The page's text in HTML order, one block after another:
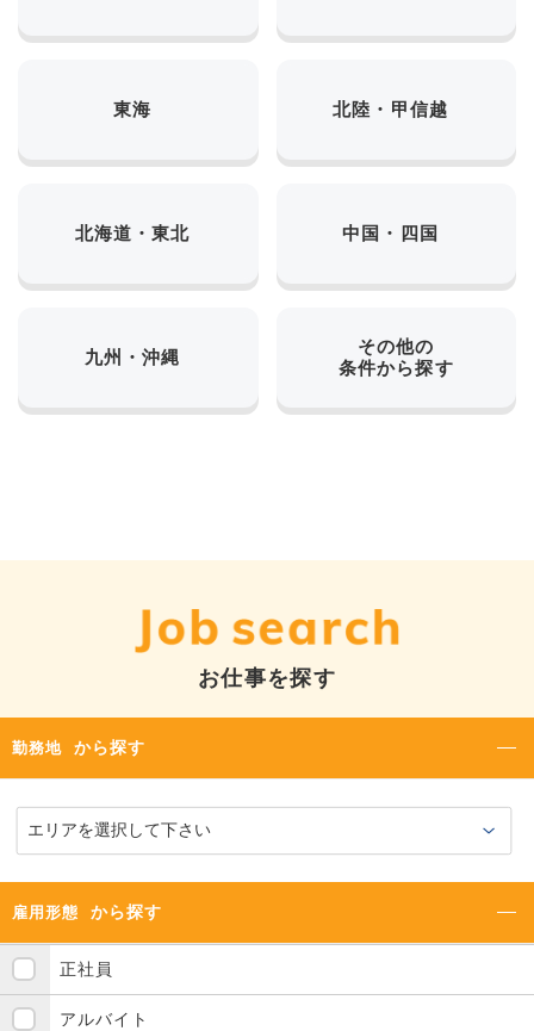
東海 北陸・甲信越
北海道・東北 中国・四国
九州・沖縄
その他の
条件から探す
お仕事を探す
勤務地 から探す
雇用形態 から探す
正社員
アルバイト